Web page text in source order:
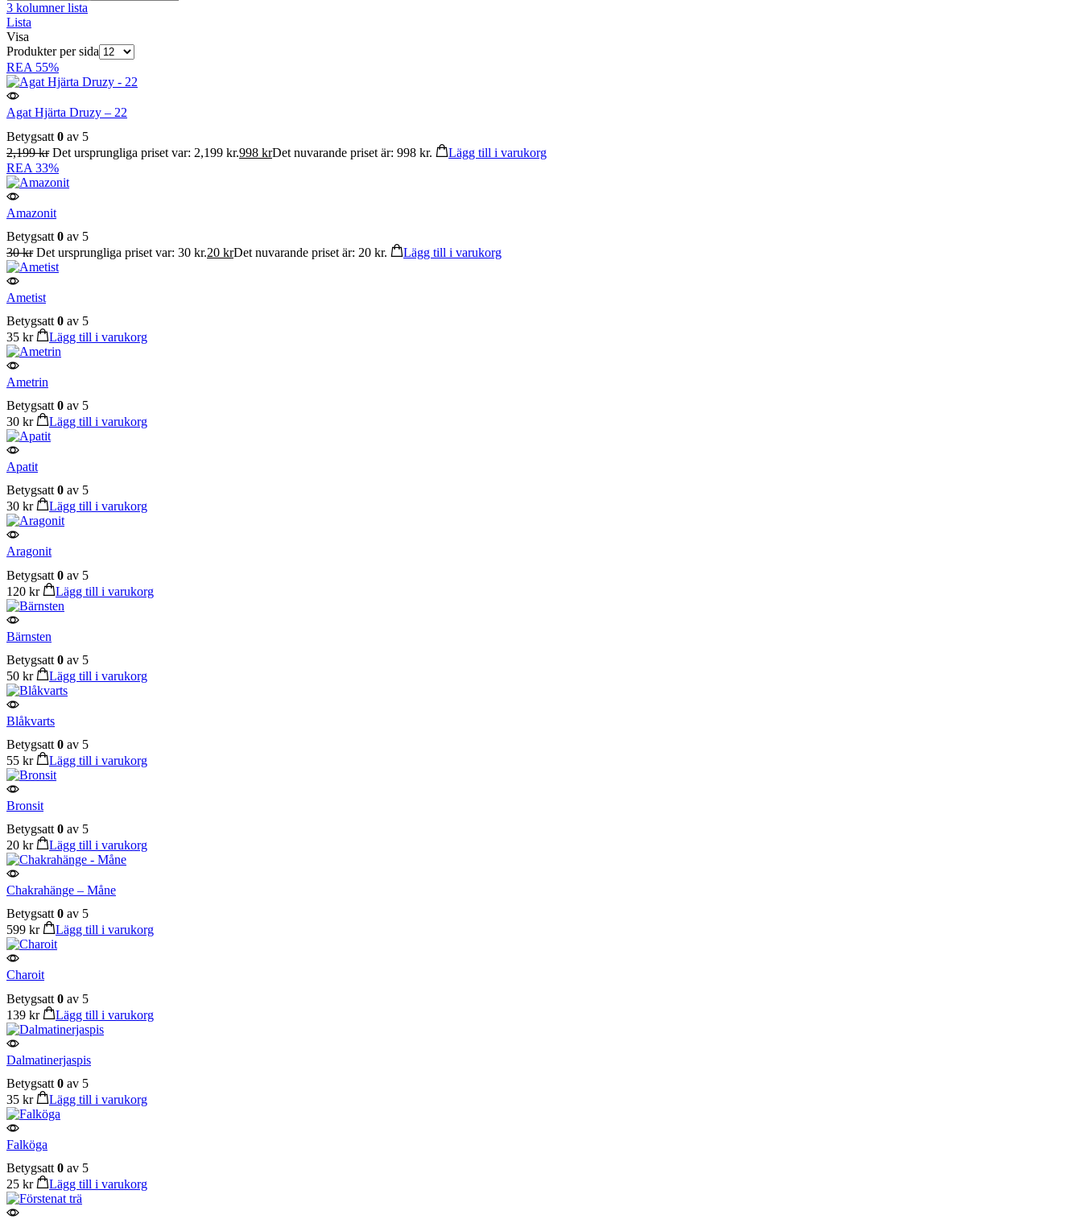
3 kolumner lista
Lista
Visa
Produkter per sida
REA 55%
Agat Hjärta Druzy – 22
Betygsatt 0 av 5
2,199kr Det ursprungliga priset var: 2,199 kr.998 krDet nuvarande priset är: 998 kr.
Lägg till i varukorg
REA 33%
Amazonit
Betygsatt 0 av 5
30kr Det ursprungliga priset var: 30 kr.20 krDet nuvarande priset är: 20 kr. Lägg till i varukorg
Ametist
Betygsatt 0 av 5
35 kr Lägg till i varukorg
Ametrin
Betygsatt 0 av 5
30 kr Lägg till i varukorg
Apatit
Betygsatt0 av 5
30 kr Lägg till i varukorg
Aragonit
Betygsatt 0 av 5
120 kr Lägg till i varukorg
Bärnsten
Betygsatt 0 av 5
50 kr Lägg till i varukorg
Blåkvarts
Betygsatt 0 av 5
55 kr Lägg till i varukorg
Bronsit
Betygsatt 0 av 5
20 kr Lägg till i varukorg
Chakrahänge – Måne
Betygsatt 0 av 5
599 kr Lägg till i varukorg
Charoit
Betygsatt 0 av 5
139 kr Lägg till i varukorg
Dalmatinerjaspis
Betygsatt 0 av 5
35 kr Lägg till i varukorg
Falköga
Betygsatt 0 av 5
25 kr Lägg till i varukorg